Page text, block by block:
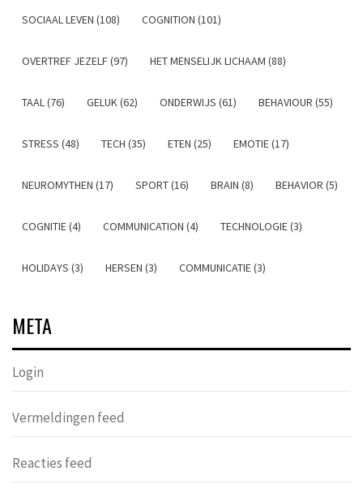
SOCIAAL LEVEN (108) COGNITION (101)
OVERTREF JEZELF (97) HET MENSELIJK LICHAAM (88)
TAAL (76) GELUK (62) ONDERWIJS (61) BEHAVIOUR (55)
STRESS (48) TECH (35) ETEN (25) EMOTIE (17)
NEUROMYTHEN (17) SPORT (16) BRAIN (8) BEHAVIOR (5)
COGNITIE (4) COMMUNICATION (4) TECHNOLOGIE (3)
HOLIDAYS (3) HERSEN (3) COMMUNICATIE (3)
META
Login
Vermeldingen feed
Reacties feed